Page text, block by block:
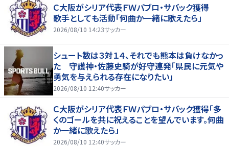
Ｃ大阪がシリア代表ＦＷパブロ・サバック獲得
歌手としても活動「何曲か一緒に歌えたら」
2026/08/10 14:23サッカー
シュート数は３対１４、それでも熊本は負けなかっ
た 守護神・佐藤史騎が好守連発「県民に元気や
勇気を与えられる存在になりたい」
2026/08/10 12:40サッカー
Ｃ大阪がシリア代表ＦＷパブロ・サバック獲得「多
くのゴールを共に祝えることを望んでいます。何曲
か一緒に歌えたら」
2026/08/10 12:40サッカー